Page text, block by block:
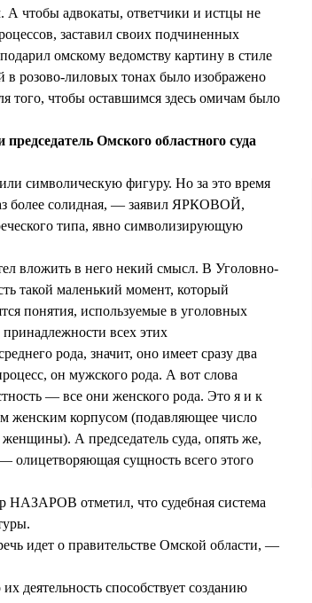
А чтобы адвокаты, ответчики и истцы не
заставил своих подчиненных
омскому ведомству картину в стиле
в розово-лиловых тонах было изображено
того, чтобы оставшимся здесь омичам было
Омского областного суда
символическую фигуру. Но за это время
более солидная, — заявил ЯРКОВОЙ,
типа, явно символизирующую
вложить в него некий смысл. В Уголовно-
такой маленький момент, который
понятия, используемые в уголовных
всех этих
рода, значит, оно имеет сразу два
он мужского рода. А вот слова
— все они женского рода. Это я и к
женским корпусом (подавляющее число
А председатель суда, опять же,
сущность всего этого
НАЗАРОВ отметил, что судебная система
идет о правительстве Омской области, —
способствует созданию